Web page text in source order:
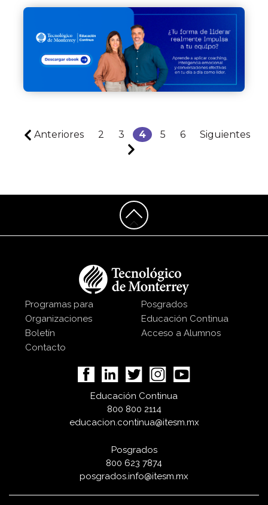
Anteriores 2 3 4 5 6 Siguientes
Programas para
Organizaciones
Boletín
Contacto
Posgrados
Educación Continua
Acceso a Alumnos
Educación Continua
800 800 2114
educacion.continua@itesm.mx
Posgrados
800 623 7874
posgrados.info@itesm.mx